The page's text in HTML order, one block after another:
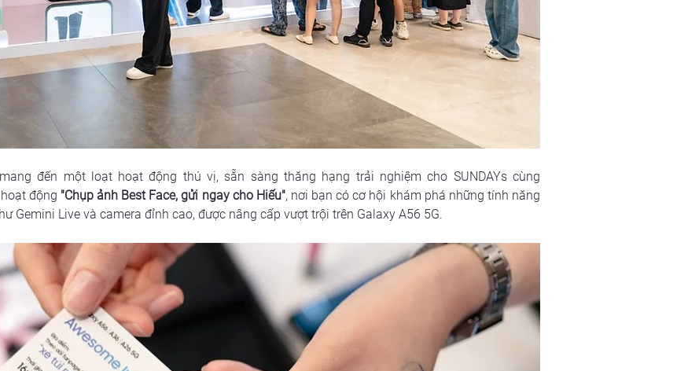
đến một loạt hoạt động thú vị, sẵn sàng thăng hạng trải nghiệm cho SUNDAYs cùng
động "Chụp ảnh Best Face, gửi ngay cho Hiếu", nơi bạn có cơ hội khám phá những tính năng
Gemini Live và camera đỉnh cao, được nâng cấp vượt trội trên Galaxy A56 5G.